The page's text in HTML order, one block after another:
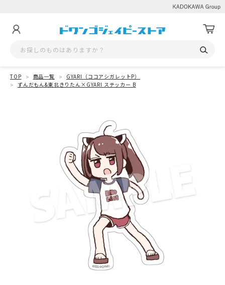
TOP 商品一覧
GYARI（ココアシガレットP）
ずんだもん&東北きりたん×GYARI ステッカー B